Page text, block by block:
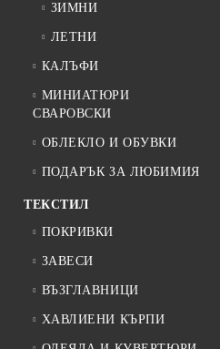
ЗИМНИ
ЛЕТНИ
КАЛЪФИ
МИНИАТЮРИ
СВАРОВСКИ
ОБЛЕКЛО И ОБУВКИ
ПОДАРЪК ЗА ЛЮБИМИЯ
ТЕКСТИЛ
ПОКРИВКИ
ЗАВЕСИ
ВЪЗГЛАВНИЦИ
ХАВЛИЕНИ КЪРПИ